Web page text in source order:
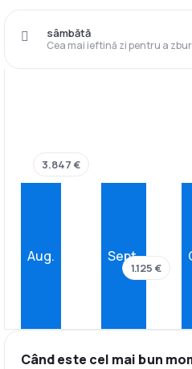
Cea mai ieftină zi pentru a
sâmbătă
Aug.
3.847 €
Sept.
1.125 €
Când este cel mai bun